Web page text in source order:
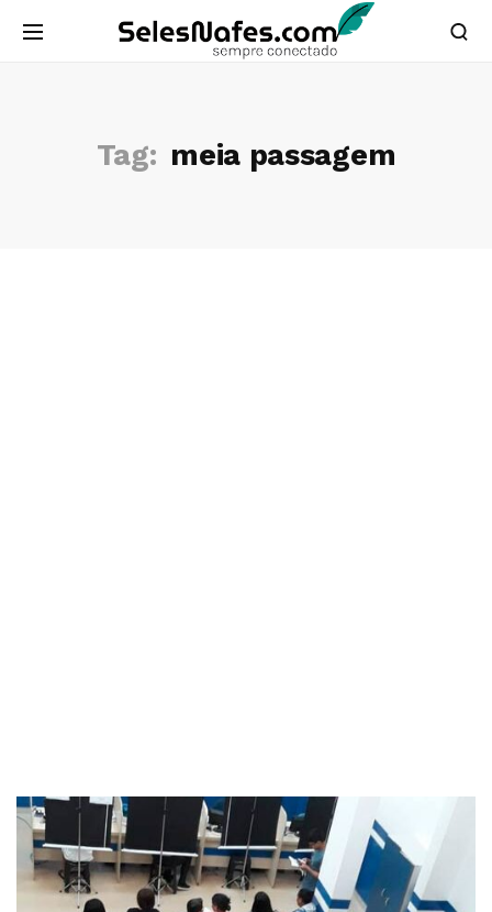
Tag: meia passagem